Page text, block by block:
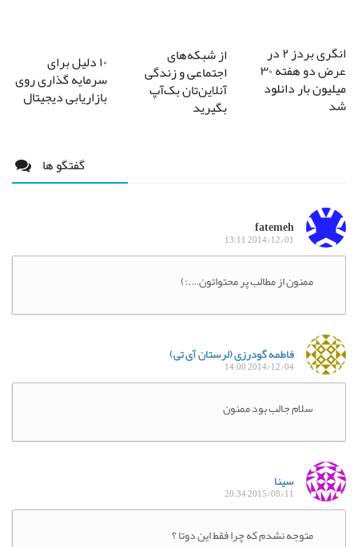
انگری بردز ۲ در
عرض دو هفته ۳۰
میلیون بار دانلود
شد
از شبکه‌های
اجتماعی و زندگی
آنلاین‌تان بک‌آپ
بگیرید
۱۰ دلیل برای
سرمایه گذاری روی
بازاریابی دیجیتال
گفتگو ها
fatemeh
2014/12/01 13:11
ممنون از مطالب پر محتواتون….:)
فاطمه گودرزی (لرستان آی تی)
2014/12/04 14:00
سلام جالب بود ممنون
سینا
2015/08/11 20:34
متوجه نشدم که چرا فقط این دوتا ؟